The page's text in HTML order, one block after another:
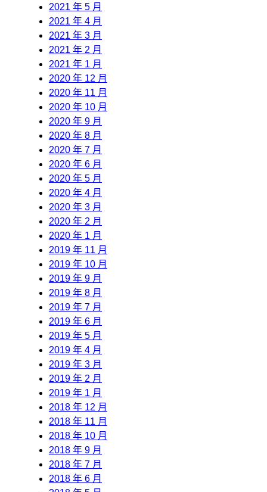
2021 年 5 月
2021 年 4 月
2021 年 3 月
2021 年 2 月
2021 年 1 月
2020 年 12 月
2020 年 11 月
2020 年 10 月
2020 年 9 月
2020 年 8 月
2020 年 7 月
2020 年 6 月
2020 年 5 月
2020 年 4 月
2020 年 3 月
2020 年 2 月
2020 年 1 月
2019 年 11 月
2019 年 10 月
2019 年 9 月
2019 年 8 月
2019 年 7 月
2019 年 6 月
2019 年 5 月
2019 年 4 月
2019 年 3 月
2019 年 2 月
2019 年 1 月
2018 年 12 月
2018 年 11 月
2018 年 10 月
2018 年 9 月
2018 年 7 月
2018 年 6 月